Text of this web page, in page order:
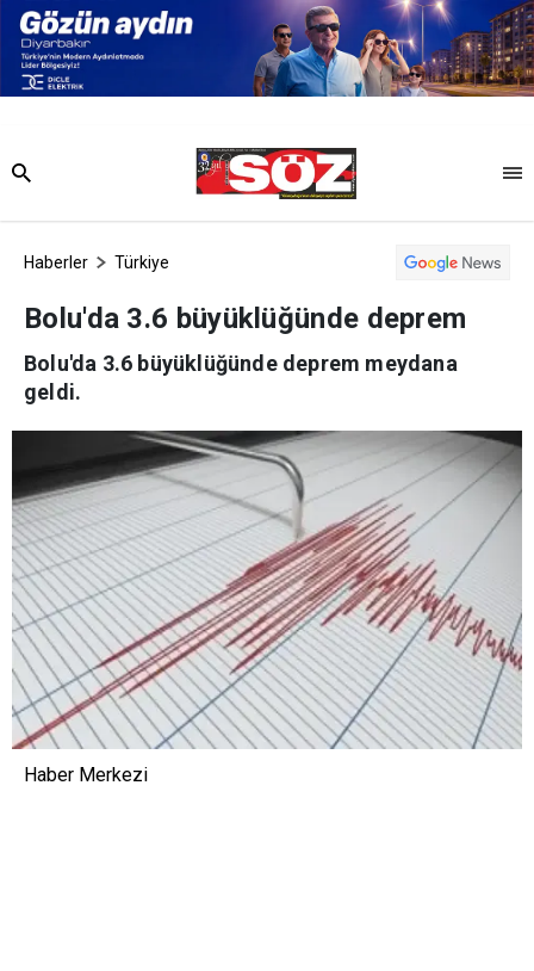
Haberler Türkiye
Bolu'da 3.6 büyüklüğünde deprem
Bolu'da 3.6 büyüklüğünde deprem meydana
geldi.
Haber Merkezi